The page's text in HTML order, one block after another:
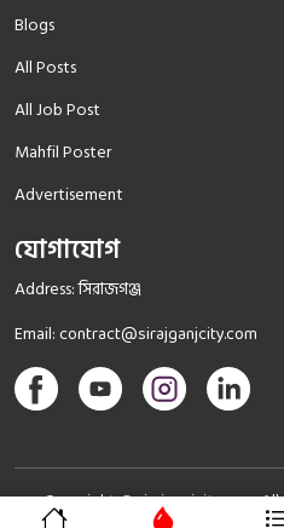
Blogs
All Posts
All Job Post
Mahfil Poster
Advertisement
যোগাযোগ
Address: সিরাজগঞ্জ
Email:contract@sirajganjcity.com
Copyright © sirajganjcity.com All